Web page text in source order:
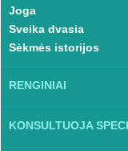
Joga
Sveika dvasia
Sėkmės istorijos
RENGINIAI
KONSULTUOJA